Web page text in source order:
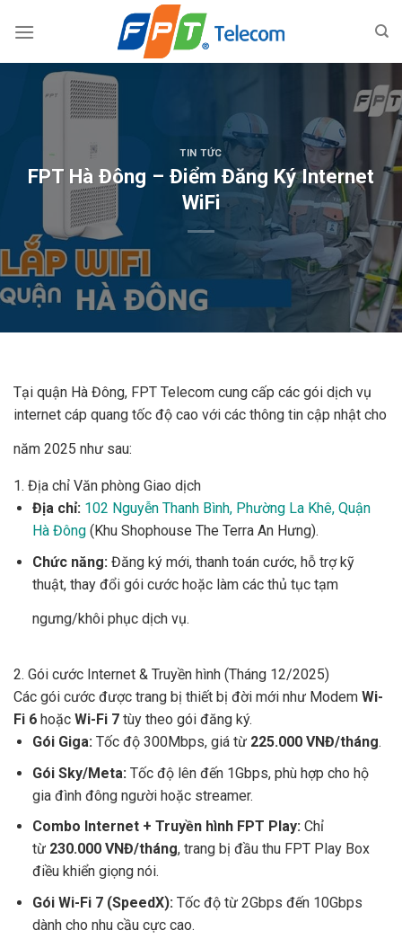
TIN TỨC
FPT Hà Đông – Điểm Đăng Ký Internet
WiFi
Tại quận Hà Đông, FPT Telecom cung cấp các gói dịch vụ
internet cáp quang tốc độ cao với các thông tin cập nhật cho
năm 2025 như sau:
1. Địa chỉ Văn phòng Giao dịch
Địa chỉ: 102 Nguyễn Thanh Bình, Phường La Khê, Quận
Hà Đông(Khu Shophouse The Terra An Hưng).
Chức năng:Đăng ký mới, thanh toán cước, hỗ trợ kỹ
thuật, thay đổi gói cước hoặc làm các thủ tục tạm
ngưng/khôi phục dịch vụ.
2. Gói cước Internet & Truyền hình (Tháng 12/2025)
Các gói cước được trang bị thiết bị đời mới như Modem Wi-
Fi 6 hoặc Wi-Fi 7 tùy theo gói đăng ký.
Gói Giga:Tốc độ 300Mbps, giá từ 225.000 VNĐ/tháng.
Gói Sky/Meta: Tốc độ lên đến 1Gbps, phù hợp cho hộ
gia đình đông người hoặc streamer.
Combo Internet + Truyền hình FPT Play:Chỉ
từ 230.000 VNĐ/tháng, trang bị đầu thu FPT Play Box
điều khiển giọng nói.
Gói Wi-Fi 7 (SpeedX): Tốc độ từ 2Gbps đến 10Gbps
dành cho nhu cầu cực cao.